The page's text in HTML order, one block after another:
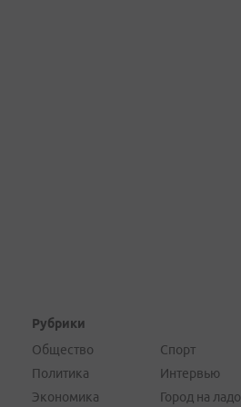
Рубрики
Общество
Политика
Экономика
Спорт
Интервью
Город на